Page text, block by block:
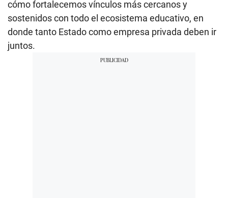
cómo fortalecemos vínculos más cercanos y
sostenidos con todo el ecosistema educativo, en
donde tanto Estado como empresa privada deben ir
juntos.